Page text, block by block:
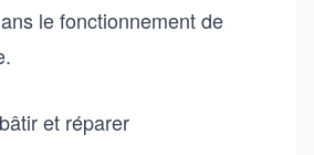
le fonctionnement de
et réparer